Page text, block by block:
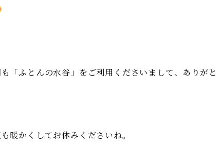
「ふとんの水谷」をご利用くださいまして、ありがと
暖かくしてお休みくださいね。